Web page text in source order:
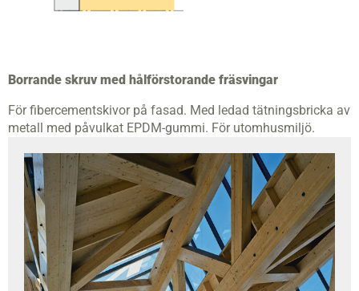
Borrande skruv med hålförstorande fräsvingar
För fibercementskivor på fasad. Med ledad tätningsbricka av
metall med påvulkat EPDM-gummi. För utomhusmiljö.